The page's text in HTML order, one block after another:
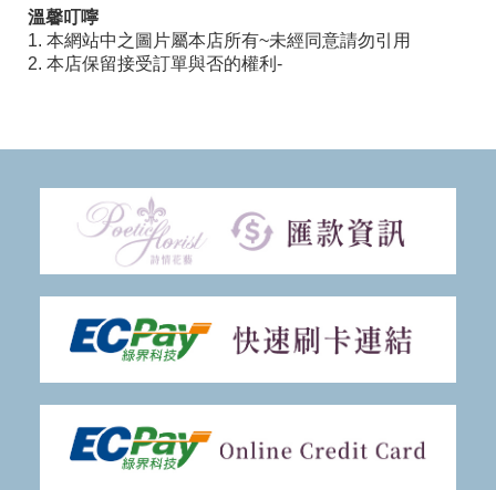
溫馨叮嚀
1. 本網站中之圖片屬本店所有~未經同意請勿引用
2. 本店保留接受訂單與否的權利-